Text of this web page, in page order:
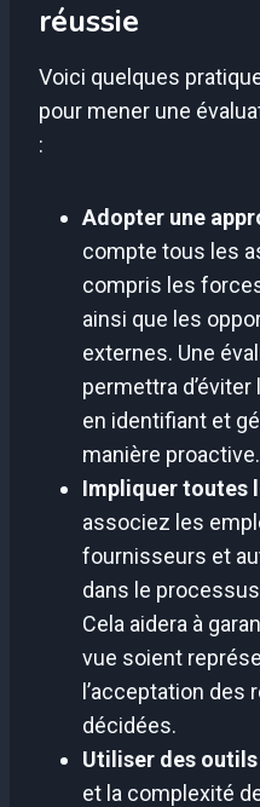
réussie
Voici quelques
pour mener une
:
Adopter une
compte tous les
compris les
ainsi que les
externes. Une
permettra
en identifiant et
manière proactive.
Impliquer toutes
associez les
fournisseurs et
dans le
Cela aidera à
vue soient
l’acceptation des
décidées.
Utiliser des
et la complexité